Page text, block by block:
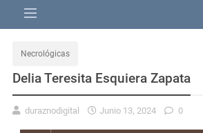
Necrológicas
Delia Teresita Esquiera Zapata
duraznodigital Junio 13, 2024 0